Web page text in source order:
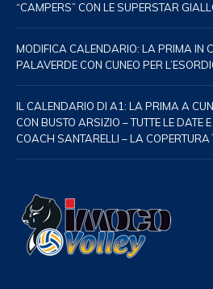
“CAMPERS” CON LE SUPERSTAR
MODIFICA CALENDARIO: LA PRIMA IN
PALAVERDE CON CUNEO PER
IL CALENDARIO DI A1: LA PRIMA A
CON BUSTO ARSIZIO – TUTTE LE DATE
COACH SANTARELLI – LA COPERTURA